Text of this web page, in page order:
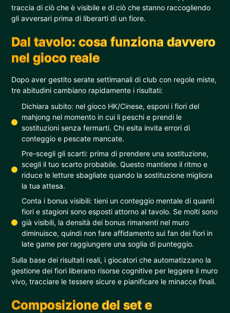
traccia di ciò che è visibile e di ciò che stanno raccogliendo
gli avversari prima di liberarti di un fiore.
Dal tavolo: cosa funziona davvero
nel gioco reale
Dopo aver gestito serate settimanali di club con regole miste,
tre abitudini cambiano rapidamente i risultati:
Dichiara subito: nel gioco HK/Cinese, esponi i fiori del
mahjong nel momento in cui li peschi e prendi le
sostituzioni senza fermarti. Chi esita invita errori di
conteggio e pescate mancate.
Pre-scegli gli scarti: prima di prendere una sostituzione,
scegli il tuo scarto probabile. Questo mantiene il ritmo e
riduce le letture sbagliate quando la sostituzione migliora
la tua attesa.
Conta i bonus visibili: tieni un conteggio mentale di quanti
fiori e stagioni sono esposti attorno al tavolo. Se molti sono
già visibili, la densità dei bonus rimanenti nel muro
diminuisce, quindi non fare affidamento sui fan dei fiori in
late game per raggiungere una soglia di punteggio.
Sulla base dei risultati reali, i giocatori che automatizzano la
gestione dei fiori liberano risorse cognitive per leggere il muro
vivo, tracciare le tessere sicure e pianificare le minacce finali.
Composizione del set e